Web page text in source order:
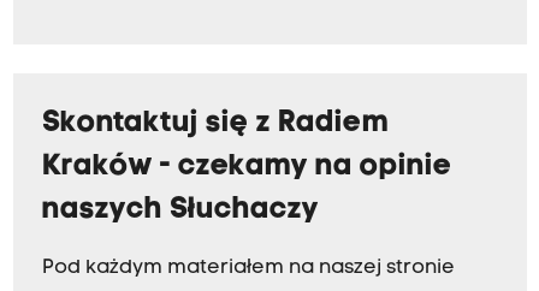
Skontaktuj się z Radiem
Kraków - czekamy na opinie
naszych Słuchaczy
Pod każdym materiałem na naszej stronie